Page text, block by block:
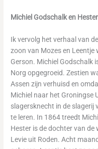
Michiel Godschalk en
Ik vervolg het verhaal van
zoon van Mozes en Leentje
Gerson. Michiel Godschalk
Norg opgegroeid. Zestien
Assen zijn verhuisd en
Michiel naar het Groningse
slagersknecht in de slagerij
te leren. In 1864 treedt
Hester is de dochter van
Levie uit Roden. Acht